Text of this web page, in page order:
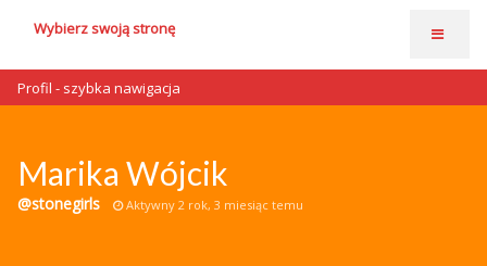
Wybierz swoją stronę
o nas
Profil - szybka nawigacja
Marika Wójcik
@stonegirls Aktywny 2 rok, 3 miesiąc temu